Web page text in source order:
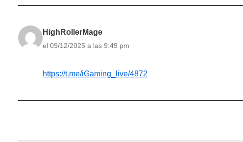
HighRollerMage
el 09/12/2025 a las 9:49 pm
https://t.me/iGaming_live/4872